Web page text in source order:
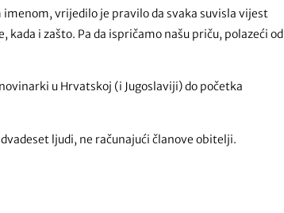
vrijedilo je pravilo da svaka suvisla vijest
i zašto. Pa da ispričamo našu priču, polazeći od
u Hrvatskoj (i Jugoslaviji) do početka
ljudi, ne računajući članove obitelji.